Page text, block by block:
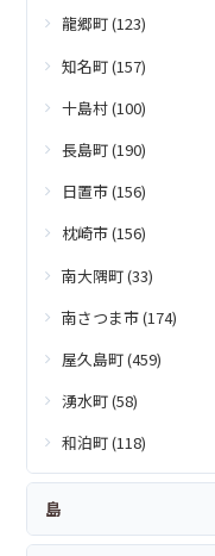
龍郷町 (123)
知名町 (157)
十島村 (100)
長島町 (190)
日置市 (156)
枕崎市 (156)
南大隅町 (33)
南さつま市 (174)
屋久島町 (459)
湧水町 (58)
和泊町 (118)
島